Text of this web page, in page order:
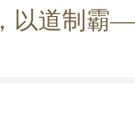
以道制霸